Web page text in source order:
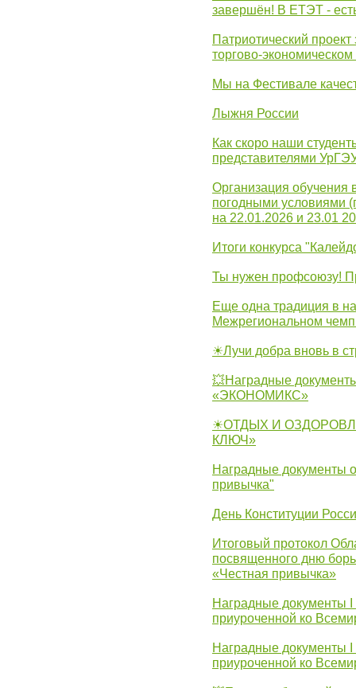
завершён! В ЕТЭТ -
Патриотический
торгово-
Мы на Фестивале
Лыжня России
Как скоро наши
представителями
Организация обучения
погодными условиями
на 22.01.2026 и 23.01
Итоги конкурса
Ты нужен профсоюзу!
Еще одна традиция в
Межрегиональном
☀Лучи добра вновь в
💥Наградные
«ЭКОНОМИКС»
☀ОТДЫХ И
КЛЮЧ»
Наградные документы
привычка"
День Конституции
Итоговый протокол
посвященного дню
«Честная привычка»
Наградные документы
приуроченной ко
Наградные документы
приуроченной ко